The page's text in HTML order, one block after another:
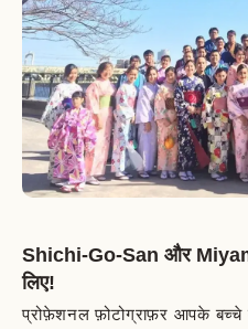
Shichi-Go-San और
लिए!
प्रोफ़ेशनल फ़ोटोग्राफ़र आपके